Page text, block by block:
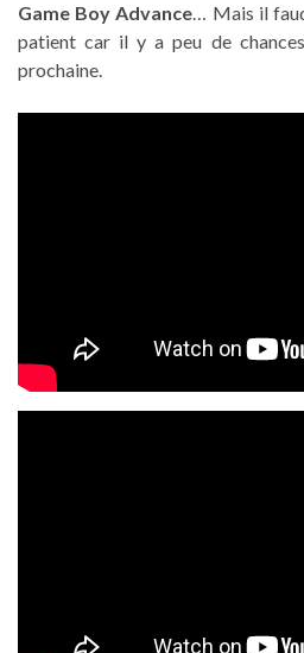
Game Boy Advance… Mais il
patient car il y a peu de chances
prochaine.